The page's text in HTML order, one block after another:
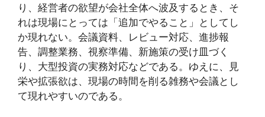
り、経営者の欲望が会社全体へ波及するとき、そ
れは現場にとっては「追加でやること」としてし
か現れない。会議資料、レビュー対応、進捗報
告、調整業務、視察準備、新施策の受け皿づく
り、大型投資の実務対応などである。ゆえに、見
栄や拡張欲は、現場の時間を削る雑務や会議とし
て現れやすいのである。